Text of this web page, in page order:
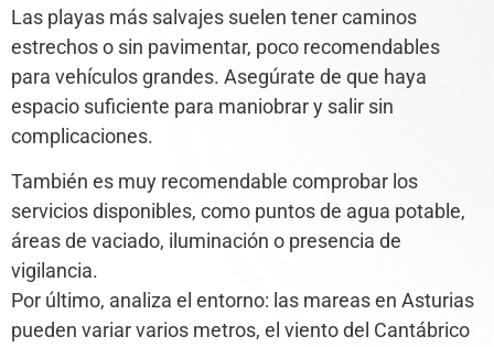
Las playas más salvajes suelen tener caminos
estrechos o sin pavimentar, poco recomendables
para vehículos grandes. Asegúrate de que haya
espacio suficiente para maniobrar y salir sin
complicaciones.
También es muy recomendable comprobar los
servicios disponibles, como puntos de agua potable,
áreas de vaciado, iluminación o presencia de
vigilancia.
Por último, analiza el entorno: las mareas en Asturias
pueden variar varios metros, el viento del Cantábrico